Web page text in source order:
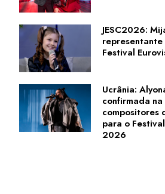
JESC2026:
Festival
Ucrânia:
confirmada
compositores
para o
2026